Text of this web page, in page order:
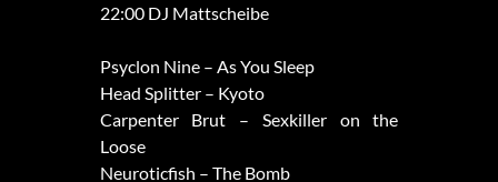
22:00 DJ Mattscheibe
Psyclon Nine – As You Sleep
Head Splitter – Kyoto
Carpenter Brut – Sexkiller on the
Loose
Neuroticfish – The Bomb